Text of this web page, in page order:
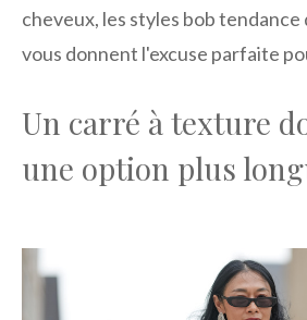
cheveux, les styles bob tendance
vous donnent l'excuse parfaite
Un carré à texture
une option plus